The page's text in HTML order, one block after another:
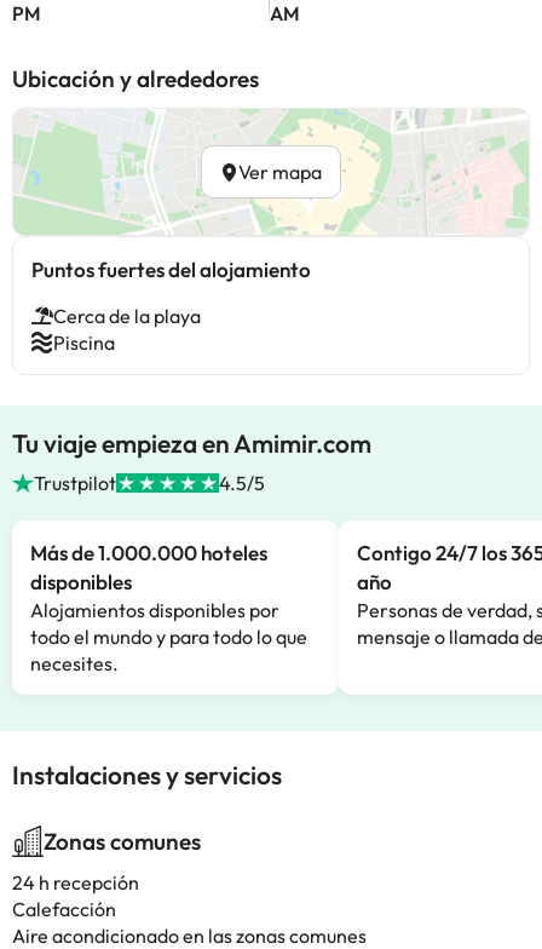
PM
AM
Ubicación y alrededores
Ver mapa
Puntos fuertes del alojamiento
Cerca de la playa
Piscina
Tu viaje empieza en Amimir.com
Trustpilot 4.5/5
Más de 1.000.000 hoteles
disponibles
Alojamientos disponibles por
todo el mundo y para todo lo que
necesites.
Contigo 24/7 los
año
Personas de verdad,
mensaje o llamada
Instalaciones y servicios
Zonas comunes
24 h recepción
Calefacción
Aire acondicionado en las zonas comunes